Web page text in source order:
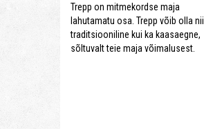
Trepp on mitmekordse maja
lahutamatu osa. Trepp võib olla nii
traditsiooniline kui ka kaasaegne,
sõltuvalt teie maja võimalusest.